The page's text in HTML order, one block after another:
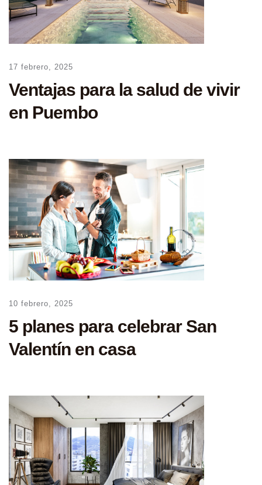
17 febrero, 2025
Ventajas para la salud de vivir
en Puembo
10 febrero, 2025
5 planes para celebrar San
Valentín en casa